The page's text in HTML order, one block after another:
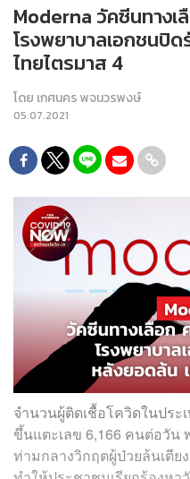
Moderna วัคซีนทางเ
โรงพยาบาลเอกชนปิ
ไทยไตรมาส 4
โดย เกศนคร พจนวรพงษ์
05.07.2021
จำนวนผู้ติดเชื้อโควิดในปร
ขึ้นแตะเลข 6,166 คนต่อวัน
ท่ามกลางวิกฤตผู้ป่วยล้นเตีย